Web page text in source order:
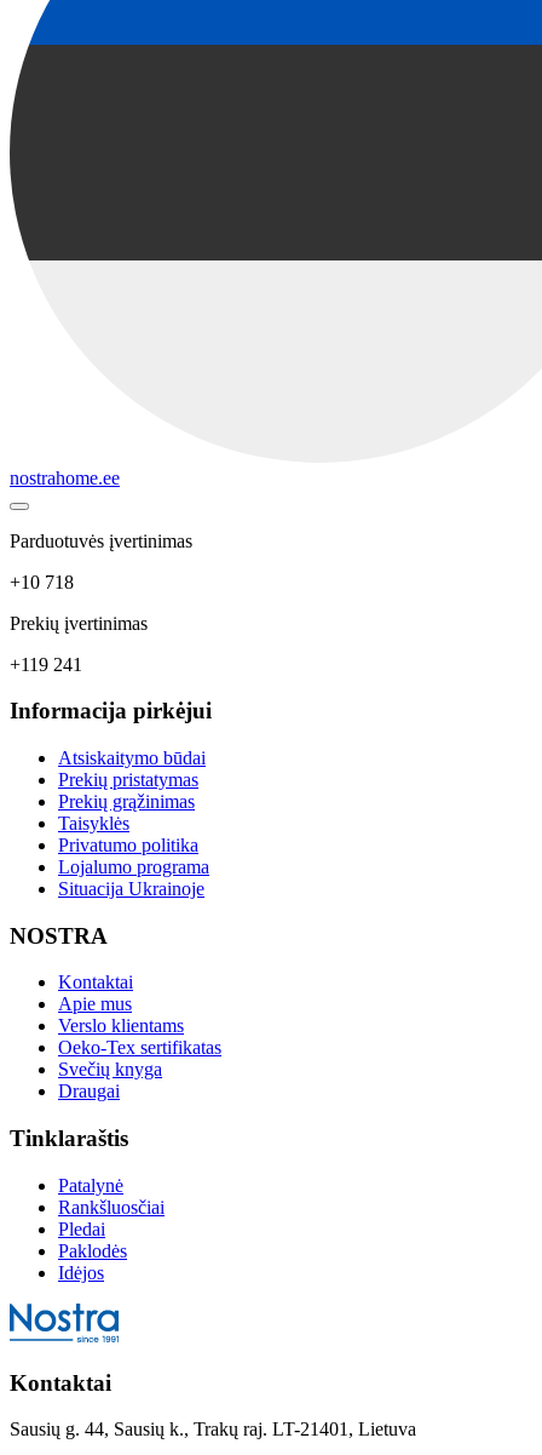
nostrahome.ee
Parduotuvės įvertinimas
+10 718
Prekių įvertinimas
+119 241
Informacija pirkėjui
Atsiskaitymo būdai
Prekių pristatymas
Prekių grąžinimas
Taisyklės
Privatumo politika
Lojalumo programa
Situacija Ukrainoje
NOSTRA
Kontaktai
Apie mus
Verslo klientams
Oeko-Tex sertifikatas
Svečių knyga
Draugai
Tinklaraštis
Patalynė
Rankšluosčiai
Pledai
Paklodės
Idėjos
Kontaktai
Sausių g. 44, Sausių k., Trakų raj. LT-21401, Lietuva